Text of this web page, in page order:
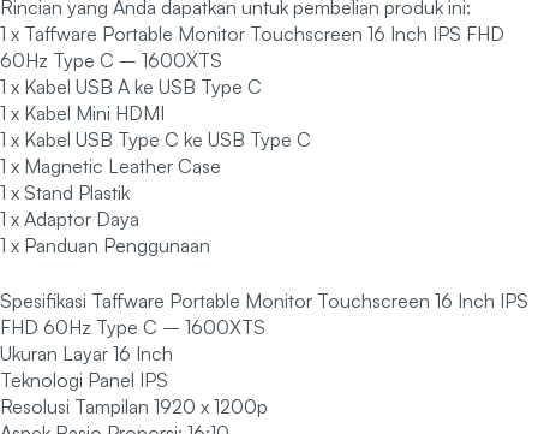
Rincian yang Anda dapatkan untuk pembelian produk ini:
1 x Taffware Portable Monitor Touchscreen 16 Inch IPS FHD
60Hz Type C – 1600XTS
1 x Kabel USB A ke USB Type C
1 x Kabel Mini HDMI
1 x Kabel USB Type C ke USB Type C
1 x Magnetic Leather Case
1 x Stand Plastik
1 x Adaptor Daya
1 x Panduan Penggunaan
Spesifikasi Taffware Portable Monitor Touchscreen 16 Inch IPS
FHD 60Hz Type C – 1600XTS
Ukuran Layar 16 Inch
Teknologi Panel IPS
Resolusi Tampilan 1920 x 1200p